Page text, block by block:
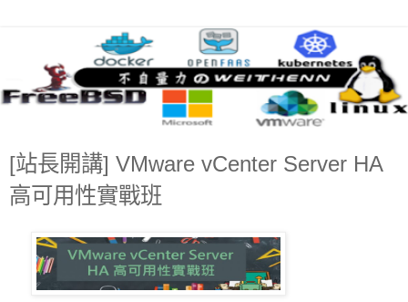
[站長開講] VMware vCenter Server HA
高可用性實戰班